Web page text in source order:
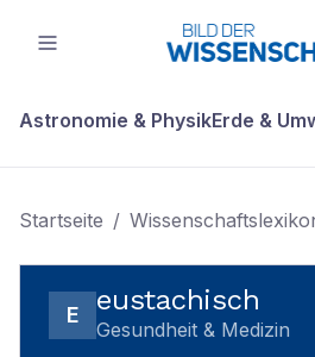
Astronomie & PhysikErde &
Startseite /
E eustachisch
Gesundheit & Medizin